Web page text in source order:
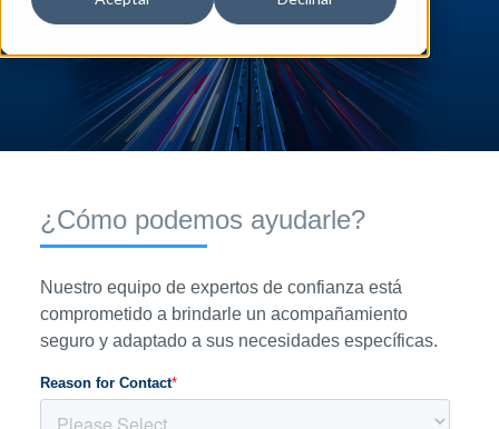
¿Cómo podemos ayudarle?
Nuestro equipo de expertos de confianza está
comprometido a brindarle un acompañamiento
seguro y adaptado a sus necesidades específicas.